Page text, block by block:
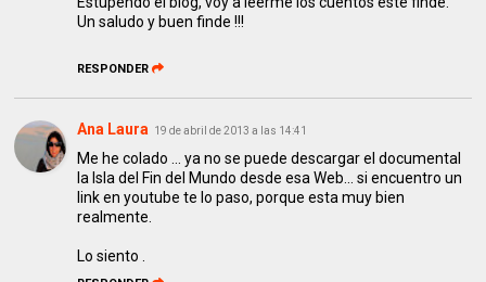
Un saludo y buen finde !!!
RESPONDER
Ana Laura 19 de abril de 2013 a las 14:41
Me he colado ... ya no se puede descargar el documental
la Isla del Fin del Mundo desde esa Web... si encuentro un
link en youtube te lo paso, porque esta muy bien
realmente.
Lo siento .